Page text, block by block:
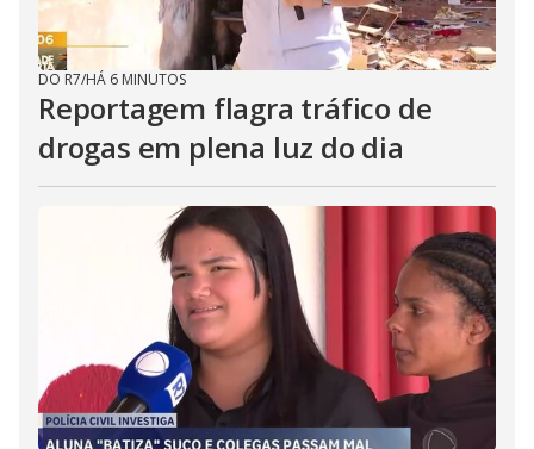
DO R7/HÁ 6 MINUTOS
Reportagem flagra tráfico de
drogas em plena luz do dia